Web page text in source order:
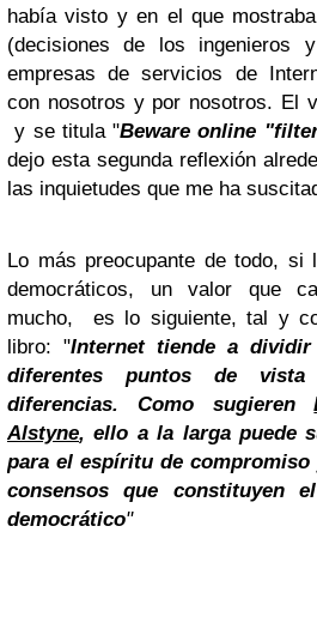
había visto y en el que
(decisiones de los ingenieros
empresas de servicios de
con nosotros y por nosotros. El
y se titula "Beware online
dejo esta segunda reflexión
las inquietudes que me ha
Lo más preocupante de todo, si
democráticos, un valor que
mucho, es lo siguiente, tal y
libro: "Internet tiende a
diferentes puntos de
diferencias. Como sugieren
Alstyne, ello a la larga puede
para el espíritu de
consensos que constituyen
democrático"